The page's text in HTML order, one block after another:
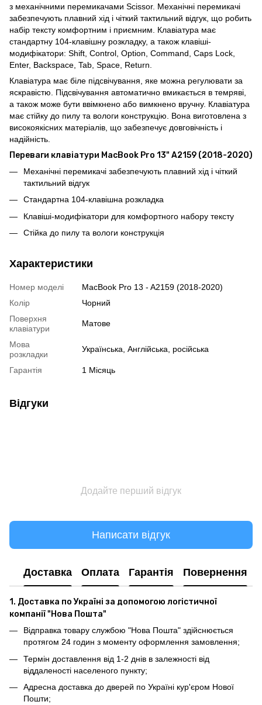
з механічними перемикачами Scissor. Механічні перемикачі
забезпечують плавний хід і чіткий тактильний відгук, що робить
набір тексту комфортним і приємним. Клавіатура має
стандартну 104-клавішну розкладку, а також клавіші-
модифікатори: Shift, Control, Option, Command, Caps Lock,
Enter, Backspace, Tab, Space, Return.
Клавіатура має біле підсвічування, яке можна регулювати за
яскравістю. Підсвічування автоматично вмикається в темряві,
а також може бути ввімкнено або вимкнено вручну. Клавіатура
має стійку до пилу та вологи конструкцію. Вона виготовлена з
високоякісних матеріалів, що забезпечує довговічність і
надійність.
Переваги клавіатури MacBook Pro 13" A2159 (2018-2020)
Механічні перемикачі забезпечують плавний хід і чіткий
тактильний відгук
Стандартна 104-клавішна розкладка
Клавіші-модифікатори для комфортного набору тексту
Стійка до пилу та вологи конструкція
Характеристики
Номер моделі
MacBook Pro 13 - A2159 (2018-2020)
Колір
Чорний
Поверхня
клавіатури
Матове
Мова
розкладки
Українська, Англійська, російська
Гарантія 1 Місяць
Відгуки
Додайте перший відгук
Написати відгук
Доставка Оплата Гарантія Повернення
1. Доставка по Україні за допомогою логістичної
компанії "Нова Пошта"
Відправка товару службою "Нова Пошта" здійснюється
протягом 24 годин з моменту оформлення замовлення;
Термін доставлення від 1-2 днів в залежності від
віддаленості населеного пункту;
Адресна доставка до дверей по Україні кур'єром Нової
Пошти;